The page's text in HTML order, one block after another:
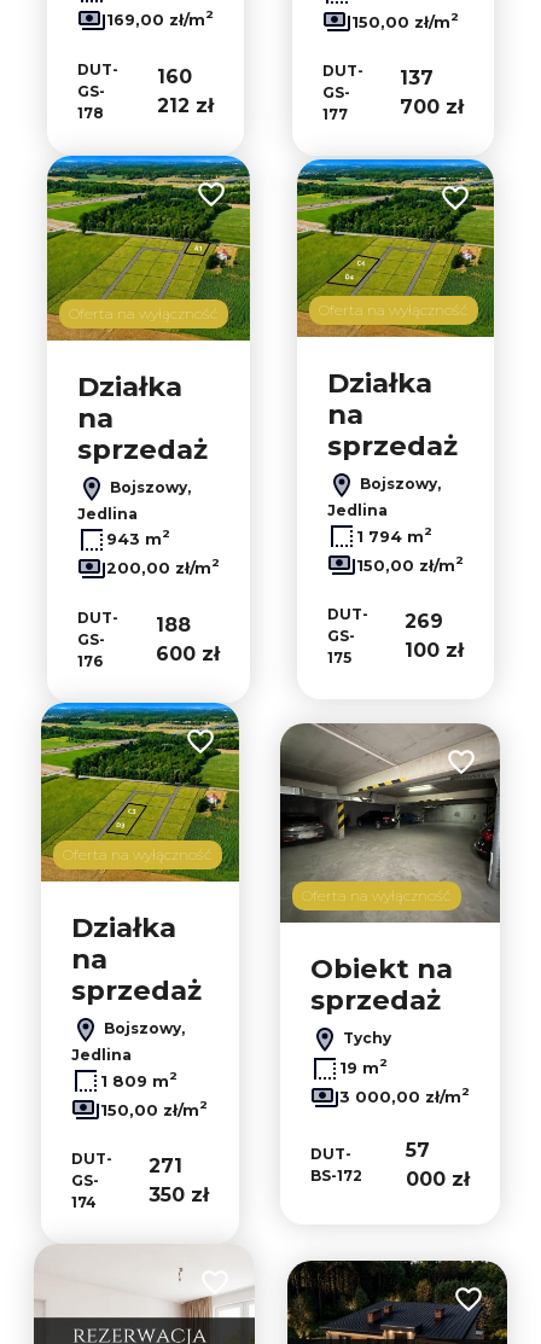
169,00 zł/m2
DUT-
GS-
178
160
212 zł
150,00 zł/m2
DUT-
GS-
177
137
700 zł
Oferta na wyłączność
Dodaj do ulubionych
Działka
na
sprzedaż
Bojszowy,
Jedlina
943 m2
200,00 zł/m2
DUT-
GS-
176
188
600 zł
Oferta na wyłączność
Dodaj do
Działka
na
sprzedaż
Bojszowy,
Jedlina
1 794 m2
150,00 zł/m2
DUT-
GS-
175
269
100 zł
Oferta na wyłączność
Dodaj do ulubionych
Działka
na
sprzedaż
Bojszowy,
Jedlina
1 809 m2
150,00 zł/m2
DUT-
GS-
174
271
350 zł
Oferta na wyłączność
Dodaj do
Obiekt na
sprzedaż
Tychy
19 m2
3 000,00 zł/m2
DUT-
BS-172
57
000 zł
Dodaj do ulubionych
Dodaj do